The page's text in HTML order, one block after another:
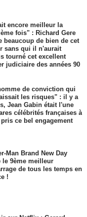
encore meilleur la
fois" : Richard Gere
beaucoup de bien de cet
sans qui il n'aurait
tourné cet excellent
judiciaire des années 90
de conviction qui
les risques" : il y a
Jean Gabin était l'une
célébrités françaises à
ce bel engagement
Man Brand New Day
le 9ème meilleur
de tous les temps en
!